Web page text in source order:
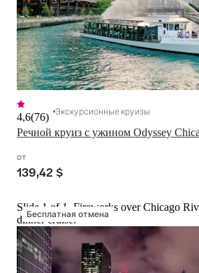
Речной круиз с ужином Odyssey
4,6(76) Экскурсионные круизы
от
139,42 $
Бесплатная отмена
Slide 1 of 1, Fireworks over Chicago
dinner cruise.